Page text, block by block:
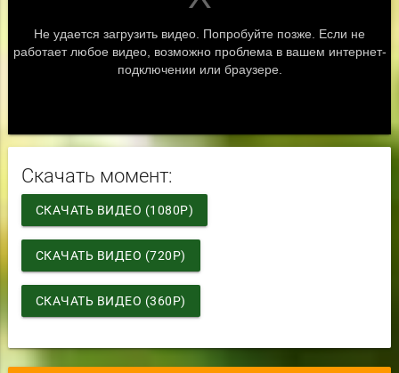
Скачать момент:
СКАЧАТЬ ВИДЕО (1080P)
СКАЧАТЬ ВИДЕО (720P)
СКАЧАТЬ ВИДЕО (360P)